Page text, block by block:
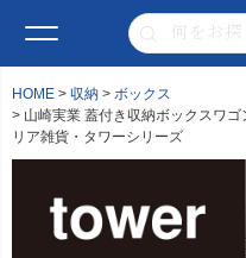
HOME 収納
ボックス
山崎実業 蓋付き収納ボックスワ
リア雑貨・タワーシリーズ